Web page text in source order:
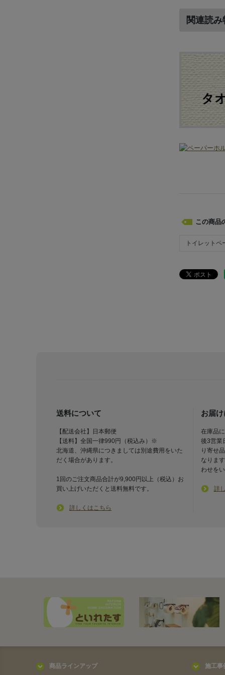
関連読み
この商品
トイレット
送料について
【配送会社】日本郵便
【送料】全国一律990円（税込み）※
北海道、沖縄県につきましては別途費用をいた
だく場合があります。
1回のご注文商品合計が9,900円以上（税込）お
買い上げいただくと送料無料です。
詳しくはこちら
お届
在庫品
後3営業
り寄せ
なりま
わせを
詳
商品ラインアップ 施工事